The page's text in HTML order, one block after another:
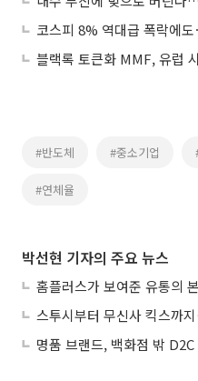
블랙록 토큰화 MMF, 유럽
#반도체 #중소기업
#연체율
박선현 기자의 주요 뉴스
홈플러스가 보여준 유통의